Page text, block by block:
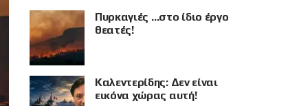
Πυρκαγιές …στο ίδιο έργο
θεατές!
Καλεντερίδης: Δεν είναι
εικόνα χώρας αυτή!